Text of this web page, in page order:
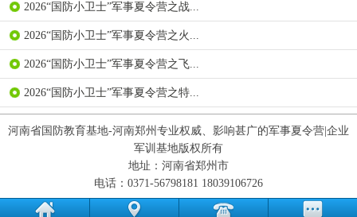
2026“国防小卫士”军事夏令营之战...
2026“国防小卫士”军事夏令营之火...
2026“国防小卫士”军事夏令营之飞...
2026“国防小卫士”军事夏令营之特...
河南省国防教育基地-河南郑州专业权威、影响甚广的军事夏令营|企业
军训基地版权所有
地址：河南省郑州市
电话：0371-56798181 18039106726